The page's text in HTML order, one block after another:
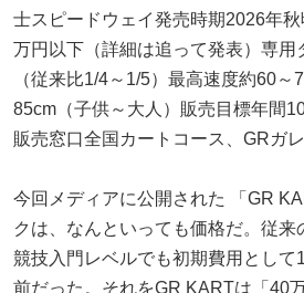
士スピードウェイ発売時期2026年
万円以下（詳細は追って発表）専用
（従来比1/4～1/5）最高速度約60
85cm（子供～大人）販売目標年間
販売窓口全国カートコース、GRガ
今回メディアに公開された 「GR
クは、なんといっても価格だ。従来
競技入門レベルでも初期費用として
前だった。それをGR KARTは「40